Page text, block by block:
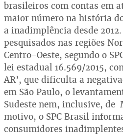
brasileiros com contas em
maior número na história
a inadimplência desde
pesquisados nas regiões
Centro-Oeste, segundo o
lei estadual 16.569/2015,
AR’, que dificulta a
em São Paulo, o
Sudeste nem, inclusive, de
motivo, o SPC Brasil
consumidores